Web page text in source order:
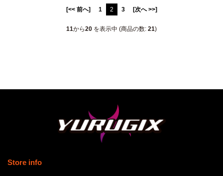
[<< 前へ] 1 2 3 [次へ >>]
11から20 を表示中 (商品の数: 21)
Store info